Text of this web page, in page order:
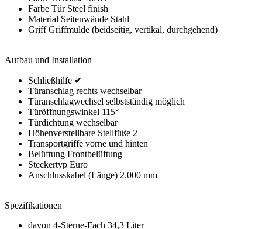
Farbe Tür Steel finish
Material Seitenwände Stahl
Griff Griffmulde (beidseitig, vertikal, durchgehend)
Aufbau und Installation
Schließhilfe ✔
Türanschlag rechts wechselbar
Türanschlagwechsel selbstständig möglich
Türöffnungswinkel 115°
Türdichtung wechselbar
Höhenverstellbare Stellfüße 2
Transportgriffe vorne und hinten
Belüftung Frontbelüftung
Steckertyp Euro
Anschlusskabel (Länge) 2.000 mm
Spezifikationen
davon 4-Sterne-Fach 34,3 Liter